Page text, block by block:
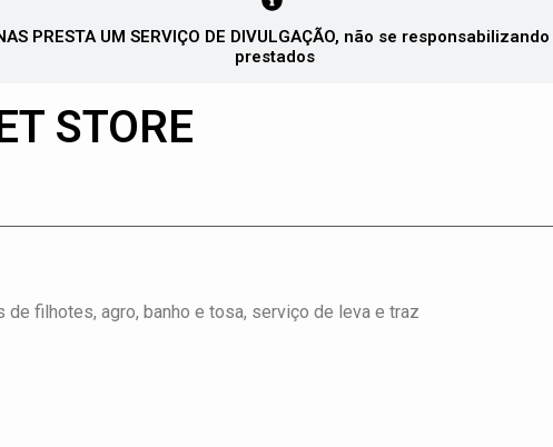
PRESTA UM SERVIÇO DE DIVULGAÇÃO, não se
prestados
STORE
filhotes, agro, banho e tosa, serviço de leva e traz